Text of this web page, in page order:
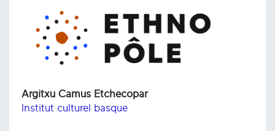
Argitxu Camus Etchecopar
Institut culturel basque